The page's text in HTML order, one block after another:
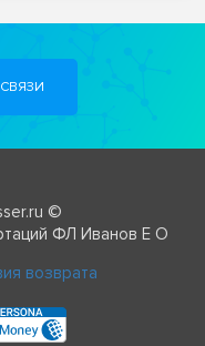
©
ФЛ Иванов Е О
возврата